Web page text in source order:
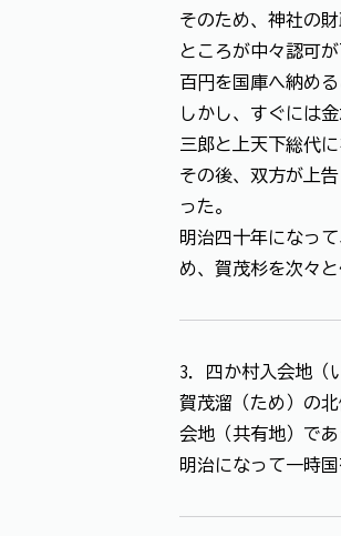
そのため、神社の
ところが中々認可
百円を国庫へ納める
しかし、すぐには
三郎と上天下総代
その後、双方が上
った。
明治四十年になっ
め、賀茂杉を次々
3．四か村入会地（
賀茂溜（ため）の
会地（共有地）で
明治になって一時